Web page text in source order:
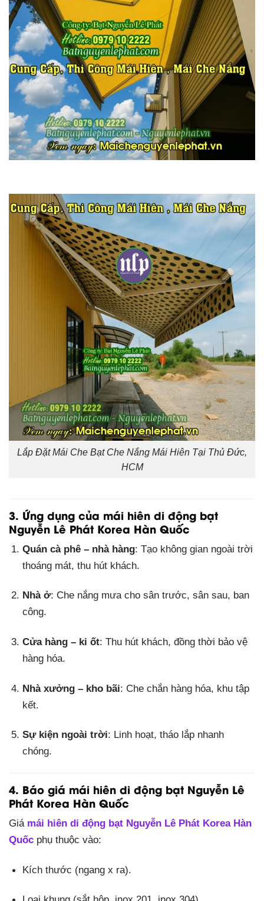
Lắp Đặt Mái Che Bạt Che Nắng Mái Hiên Tại Thủ Đức,
HCM
3. Ứng dụng của mái hiên di động bạt
Nguyễn Lê Phát Korea Hàn Quốc
Quán cà phê – nhà hàng: Tạo không gian ngoài trời
thoáng mát, thu hút khách.
Nhà ở: Che nắng mưa cho sân trước, sân sau, ban
công.
Cửa hàng – ki ốt: Thu hút khách, đồng thời bảo vệ
hàng hóa.
Nhà xưởng – kho bãi: Che chắn hàng hóa, khu tập
kết.
Sự kiện ngoài trời: Linh hoạt, tháo lắp nhanh
chóng.
4. Báo giá mái hiên di động bạt Nguyễn Lê
Phát Korea Hàn Quốc
Giá mái hiên di động bạt Nguyễn Lê Phát Korea Hàn
Quốc phụ thuộc vào:
Kích thước (ngang x ra).